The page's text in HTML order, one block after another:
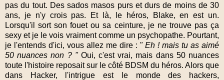
pas du tout. Des sados masos purs et durs de moins de 30
ans, je n'y crois pas. Et là, le héros, Blake, en est un.
Lorsqu'il sort son fouet ou sa ceinture, je ne trouve pas ça
sexy et je le vois vraiment comme un psychopathe. Pourtant,
je l'entends d'ici, vous allez me dire : " Eh ! mais tu as aimé
50 nuances non ? " Oui, c'est vrai, mais dans 50 nuances
toute l'histoire reposait sur le côté BDSM du héros. Alors que
dans Hacker, l'intrigue est le monde des hackers,